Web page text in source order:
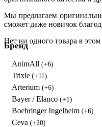
Мы предлагаем
сможет даже новичок
Нет ни одного товара в этом
Бренд
AnimAll (+6)
Trixie (+11)
Arterium (+6)
Bayer / Elanco (+1)
Boehringer Ingelheim (+6)
Ceva (+20)